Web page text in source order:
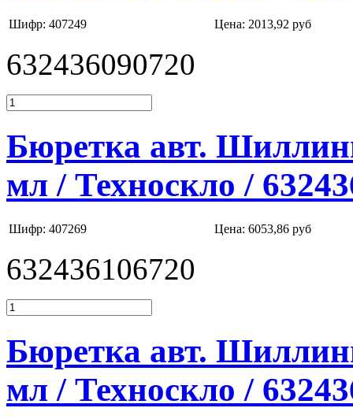
Шифр: 407249 Цена: 2013,92 руб
632436090720
Бюретка авт.
мл / Техноскло /
Шифр: 407269 Цена: 6053,86 руб
632436106720
Бюретка авт.
мл / Техноскло /